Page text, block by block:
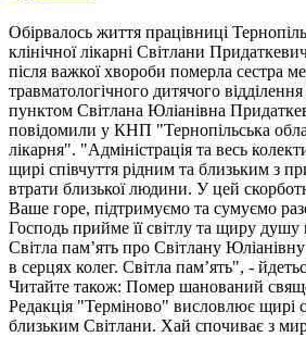
Обірвалось життя працівниці
клінічної лікарні Світлани
після важкої хвороби померла сестра
травматологічного дитячого
пунктом Світлана Юліанівна
повідомили у КНП "Тернопільська
лікарня". "Адміністрація та весь
щирі співчуття рідним та близьким з
втрати близької людини. У цей
Ваше горе, підтримуємо та сумуємо
Господь прийме її світлу та щиру
Світла пам’ять про Світлану
в серцях колег. Світла пам’ять", -
Читайте також: Помер шанований
Редакція "Терміново" висловлює щирі
близьким Світлани. Хай спочиває з